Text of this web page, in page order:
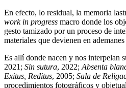
En efecto, lo residual, la memoria
work in progress macro donde los
gesto tamizado por un proceso de
materiales que devienen en
Es allí donde nacen y nos interpelan
2021; Sin sutura, 2022; Absenta
Exitus, Reditus, 2005; Sala de
procedimientos fotográficos y